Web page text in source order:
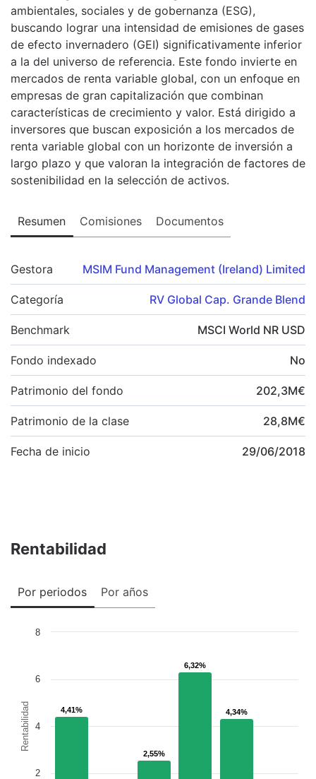
ambientales, sociales y de gobernanza (ESG),
buscando lograr una intensidad de emisiones de gases
de efecto invernadero (GEI) significativamente inferior
a la del universo de referencia. Este fondo invierte en
mercados de renta variable global, con un enfoque en
empresas de gran capitalización que combinan
características de crecimiento y valor. Está dirigido a
inversores que buscan exposición a los mercados de
renta variable global con un horizonte de inversión a
largo plazo y que valoran la integración de factores de
sostenibilidad en la selección de activos.
Resumen Comisiones Documentos
Gestora MSIM Fund Management (Ireland) Limited
Categoría RV Global Cap. Grande Blend
Benchmark MSCI World NR USD
Fondo indexado No
Patrimonio del fondo 202,3M€
Patrimonio de la clase 28,8M€
Fecha de inicio 29/06/2018
Rentabilidad
Por periodos Por años
Rentabilidad 4,41%
4,41%
2,55%
2,55%
6,32%
6,32%
4,34%
4,34%
2
4
6
8